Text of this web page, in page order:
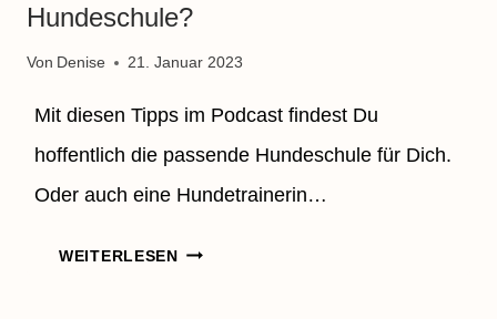
Hundeschule?
Von Denise 21. Januar 2023
Mit diesen Tipps im Podcast findest Du
hoffentlich die passende Hundeschule für Dich.
Oder auch eine Hundetrainerin…
WEITERLESENWIE